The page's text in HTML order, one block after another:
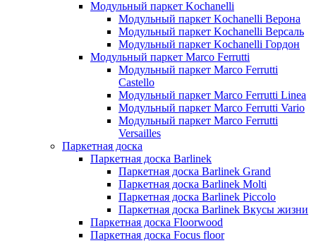
Модульный паркет Kochanelli
Модульный паркет Kochanelli Верона
Модульный паркет Kochanelli Версаль
Модульный паркет Kochanelli Гордон
Модульный паркет Marco Ferrutti
Модульный паркет Marco Ferrutti
Castello
Модульный паркет Marco Ferrutti Linea
Модульный паркет Marco Ferrutti Vario
Модульный паркет Marco Ferrutti
Versailles
Паркетная доска
Паркетная доска Barlinek
Паркетная доска Barlinek Grand
Паркетная доска Barlinek Molti
Паркетная доска Barlinek Piccolo
Паркетная доска Barlinek Вкусы жизни
Паркетная доска Floorwood
Паркетная доска Focus floor